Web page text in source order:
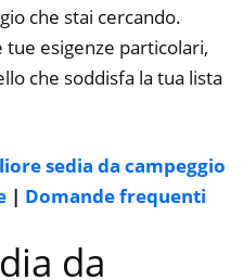
che stai cercando.
esigenze particolari,
che soddisfa la tua lista
sedia da campeggio
| Domande frequenti
da